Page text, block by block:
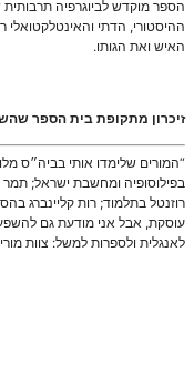
הספר מוקדש לביוגרפיה
ההיסטורי, הדתי
האיש ואת הגותו.
זיכרון מתקופת בית הספר
“המורים שלימדו אותי בביה״ס
בפילוסופיה ומחשבת ישראל;
רוזנטל בתלמוד; רות קליינברג
עוסקת, אבל אני מודעת גם
לאנגלית ולספרות למשל: צוות